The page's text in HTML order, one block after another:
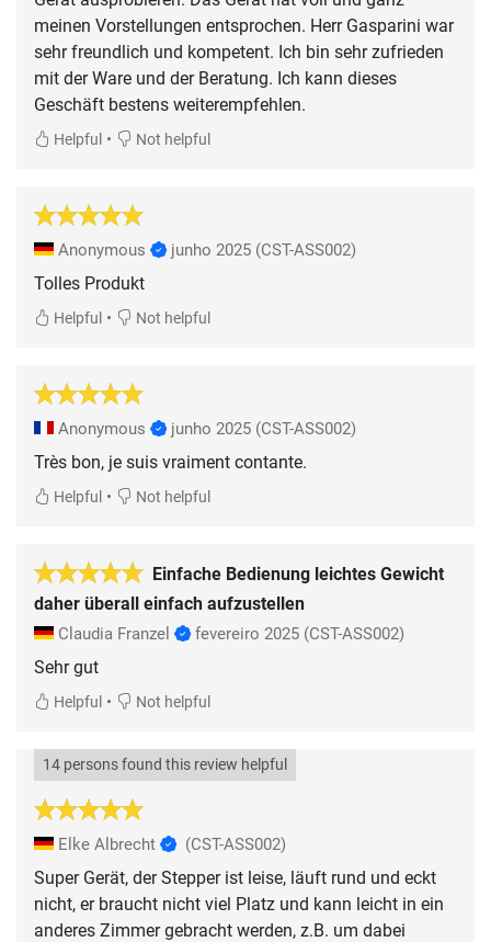
meinen Vorstellungen entsprochen. Herr Gasparini war
sehr freundlich und kompetent. Ich bin sehr zufrieden
mit der Ware und der Beratung. Ich kann dieses
Geschäft bestens weiterempfehlen.
Helpful • Not helpful
Anonymous junho 2025 (CST-ASS002)
Tolles Produkt
Helpful • Not helpful
Anonymous junho 2025 (CST-ASS002)
Très bon, je suis vraiment contante.
Helpful • Not helpful
Einfache Bedienung leichtes Gewicht
daher überall einfach aufzustellen
Claudia Franzel fevereiro 2025 (CST-ASS002)
Sehr gut
Helpful • Not helpful
14 persons found this review helpful
Elke Albrecht (CST-ASS002)
Super Gerät, der Stepper ist leise, läuft rund und eckt
nicht, er braucht nicht viel Platz und kann leicht in ein
anderes Zimmer gebracht werden, z.B. um dabei